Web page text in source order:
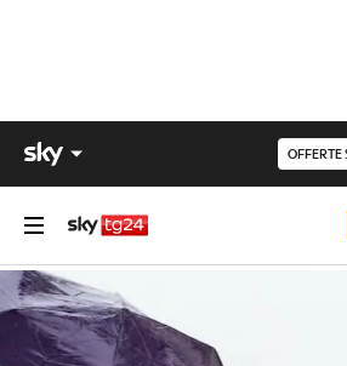
OFFERTE